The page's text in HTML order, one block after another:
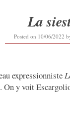
La
Posted on 10/06/2022
expressionniste
y voit